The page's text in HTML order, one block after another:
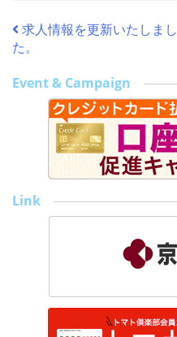
e
b
o
o
k
er l
求人情報を更新いたしまし
た。
Event & Campaign
Link